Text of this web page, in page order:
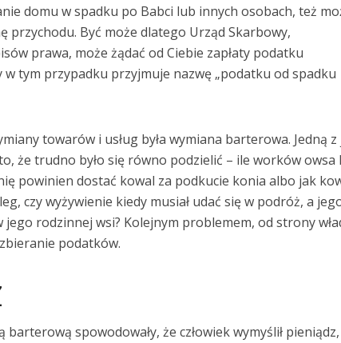
domu w spadku po Babci lub innych osobach, też
przychodu. Być może dlatego Urząd Skarbowy,
prawa, może żądać od Ciebie zapłaty podatku
tym przypadku przyjmuje nazwę „podatku od spadku
towarów i usług była wymiana barterowa. Jedną z
to, że trudno było się równo podzielić – ile worków owsa
powinien dostać kowal za podkucie konia albo jak
czy wyżywienie kiedy musiał udać się w podróż, a
jego rodzinnej wsi? Kolejnym problemem, od strony
podatków.
barterową spowodowały, że człowiek wymyślił pieniądz,